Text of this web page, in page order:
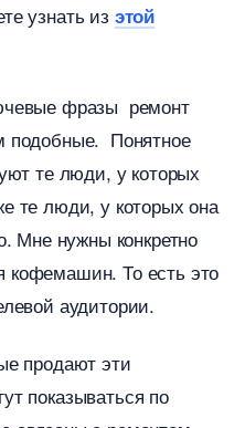
узнать из этой
фразы ремонт
Понятное
те люди, у которых
те люди, у которых она
Мне нужны конкретно
кофемашин. То есть это
аудитории.
продают эти
показываться по